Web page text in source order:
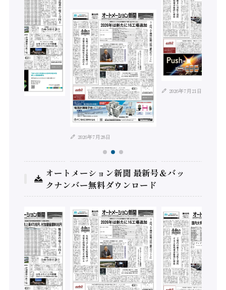
2026年7月28日
2026年7月21日
オートメーション新聞 最新号＆バッ
クナンバー無料ダウンロード